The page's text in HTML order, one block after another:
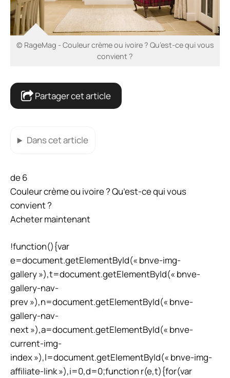
© RageMag - Couleur crème ou ivoire ? Qu’est-ce qui vous
convient ?
Partager cet article
Dans cet article
de 6
Couleur crème ou ivoire ? Qu’est-ce qui vous
convient ?
Acheter maintenant
!function(){var
e=document.getElementById(« bnve-img-
gallery »),t=document.getElementById(« bnve-
gallery-nav-
prev »),n=document.getElementById(« bnve-
gallery-nav-
next »),a=document.getElementById(« bnve-
current-img-
index »),l=document.getElementById(« bnve-img-
affiliate-link »),i=0,d=0;function r(e,t){for(var